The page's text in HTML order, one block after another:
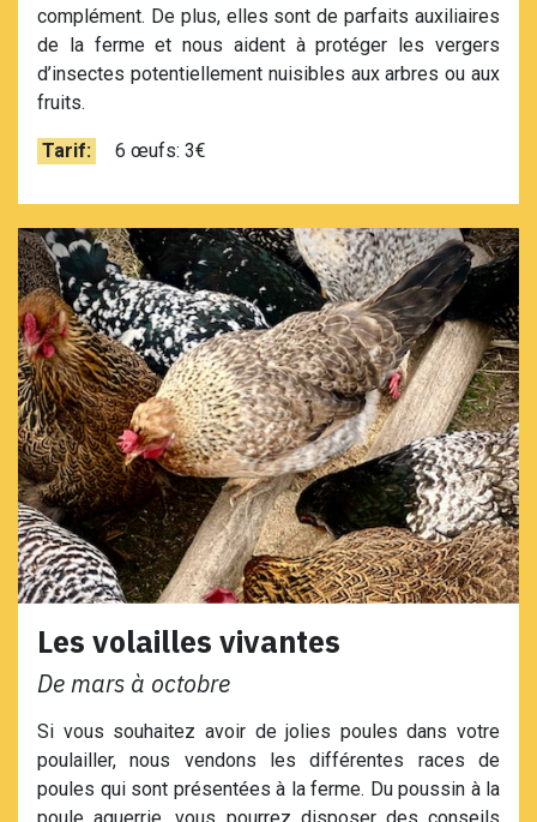
complément. De plus, elles sont de parfaits auxiliaires
de la ferme et nous aident à protéger les vergers
d’insectes potentiellement nuisibles aux arbres ou aux
fruits.
Tarif: 6 œufs: 3€
Les volailles vivantes
De mars à octobre
Si vous souhaitez avoir de jolies poules dans votre
poulailler, nous vendons les différentes races de
poules qui sont présentées à la ferme. Du poussin à la
poule aguerrie, vous pourrez disposer des conseils